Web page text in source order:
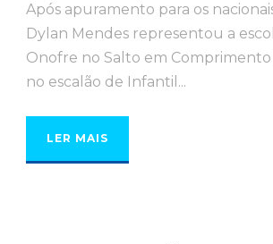
Após apuramento para os
Dylan Mendes representou a
Onofre no Salto em Comprimento
no escalão de Infantil...
LER MAIS